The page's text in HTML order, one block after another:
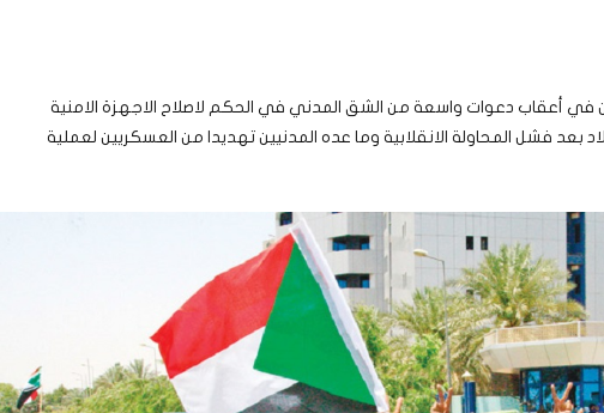
في أعقاب دعوات واسعة من الشق المدني في الحكم لاصلاح الاجهزة الامنية
بعد فشل المحاولة الانقلابية وما عده المدنيين تهديدا من العسكريين لعملية